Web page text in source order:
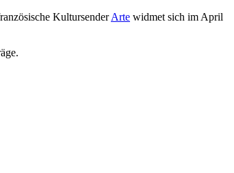
KultursenderArte widmet sich im April